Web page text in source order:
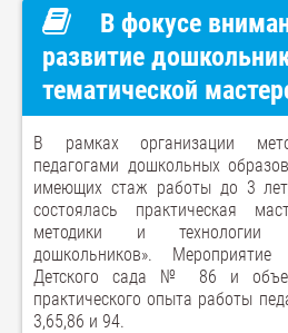
В фокусе
развитие
тематической
В рамках организации
педагогами дошкольных
имеющих стаж работы до 3
состоялась практическая
методики и технологии
дошкольников».
Детского сада № 86 и
практического опыта работы
3,65,86 и 94.